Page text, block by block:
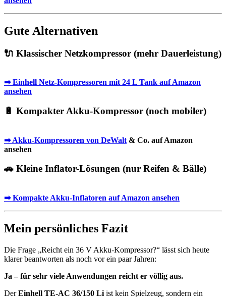
Gute Alternativen
🔌 Klassischer Netzkompressor (mehr Dauerleistung)
➡ Einhell Netz-Kompressoren mit 24 L Tank auf Amazon
ansehen
🔋 Kompakter Akku-Kompressor (noch mobiler)
➡ Akku-Kompressoren von DeWalt & Co. auf Amazon
ansehen
🚗 Kleine Inflator-Lösungen (nur Reifen & Bälle)
➡ Kompakte Akku-Inflatoren auf Amazon ansehen
Mein persönliches Fazit
Die Frage „Reicht ein 36 V Akku-Kompressor?“ lässt sich heute
klarer beantworten als noch vor ein paar Jahren:
Ja – für sehr viele Anwendungen reicht er völlig aus.
DerEinhell TE-AC 36/150 Li ist kein Spielzeug, sondern ein